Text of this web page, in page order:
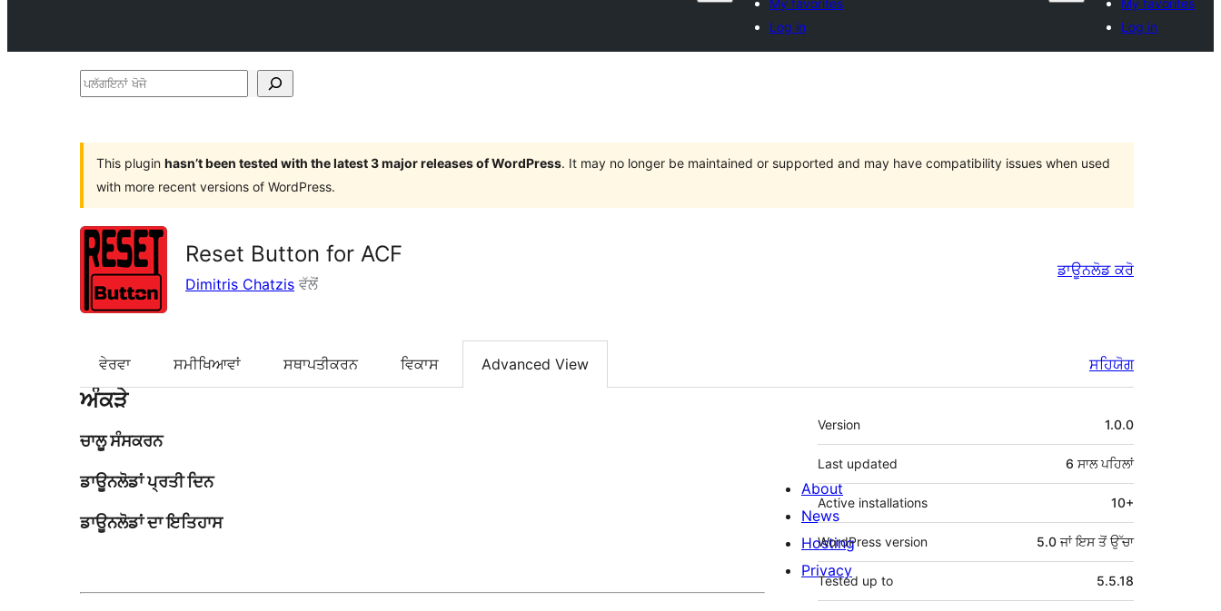
My favorites
Log in
My favorites
Log in
ਪਲੱਗਇਨਾਂ
This plugin hasn’t been tested with the latest 3 major releases of WordPress. It may no longer be maintained or supported and may have compatibility issues when used
with more recent versions of WordPress.
Reset Button for ACF
Dimitris Chatzis ਵੱਲੋਂ
ਡਾਊਨਲੋਡ ਕਰੋ
ਵੇਰਵਾ ਸਮੀਖਿਆਵਾਂ ਸਥਾਪਤੀਕਰਨ ਵਿਕਾਸ Advanced View ਸਹਿਯੋਗ
ਅੰਕੜੇ
ਚਾਲੂ ਸੰਸਕਰਨ
ਡਾਊਨਲੋਡਾਂ ਪ੍ਰਤੀ ਦਿਨ
ਡਾਊਨਲੋਡਾਂ ਦਾ ਇਤਿਹਾਸ
ਮੈਟਾ
Version 1.0.0
Last updated 6 ਸਾਲਪਹਿਲਾਂ
Active installations 10+
WordPress version 5.0 ਜਾਂ ਇਸ ਤੋਂ ਉੱਚਾ
Tested up to 5.5.18
About
News
Hosting
Privacy